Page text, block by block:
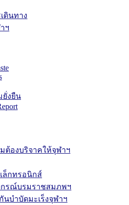
ดินทาง
ฯ
ยั่งยืน
ต้องบริจาคให้จุฬาฯ
ล็กทรอนิกส์
กรณ์บรมราชสมภพฯ
บำบัดมะเร็งจุฬาฯ